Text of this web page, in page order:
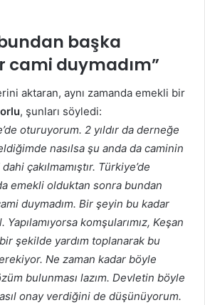
başka
cami duymadım”
aktaran, aynı zamanda emekli bir
, şunları söyledi:
oturuyorum. 2 yıldır da derneğe
nasılsa şu anda da caminin
çakılmamıştır. Türkiye’de
emekli olduktan sonra bundan
duymadım. Bir şeyin bu kadar
Yapılamıyorsa komşularımız, Keşan
şekilde yardım toplanarak bu
Ne zaman kadar böyle
bulunması lazım. Devletin böyle
onay verdiğini de düşünüyorum.